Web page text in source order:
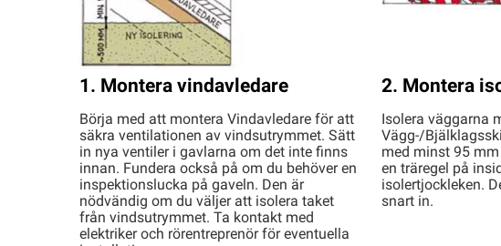
1. Montera vindavledare
Börja med att montera Vindavledare för att
säkra ventilationen av vindsutrymmet. Sätt
in nya ventiler i gavlarna om det inte finns
innan. Fundera också på om du behöver en
inspektionslucka på gaveln. Den är
nödvändig om du väljer att isolera taket
från vindsutrymmet. Ta kontakt med
elektriker och rörentreprenör för eventuella
2. Montera
Isolera väggarna
Vägg-/
med minst 95
en träregel på
isolertjockleken.
snart in.